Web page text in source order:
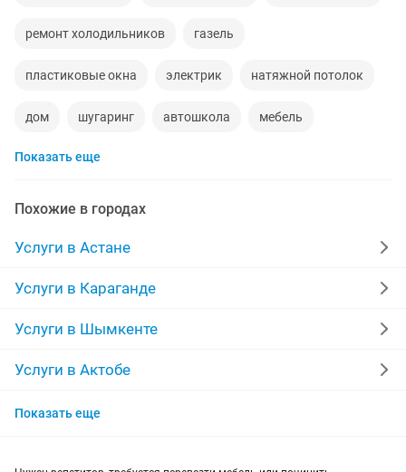
ремонт холодильников газель
пластиковые окна электрик натяжной потолок
дом шугаринг автошкола мебель
ремонт телевизоров
мебель на заказ
уколы на дому вывоз мусора
москитные сетки
ремонт стиральных машин
грузоперевозки газель
Показать еще
Похожие в городах
Услуги в Астане
Услуги в Караганде
Услуги в Шымкенте
Услуги в Актобе
Услуги в Актау
Показать еще